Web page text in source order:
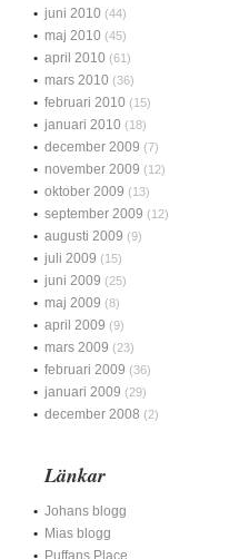
juni 2010 (44)
maj 2010 (45)
april 2010 (61)
mars 2010 (36)
februari 2010 (15)
januari 2010 (18)
december 2009 (7)
november 2009 (12)
oktober 2009 (13)
september 2009 (12)
augusti 2009 (9)
juli 2009 (15)
juni 2009 (25)
maj 2009 (8)
april 2009 (9)
mars 2009 (23)
februari 2009 (36)
januari 2009 (29)
december 2008 (2)
Länkar
Johans blogg
Mias blogg
Puffans Place